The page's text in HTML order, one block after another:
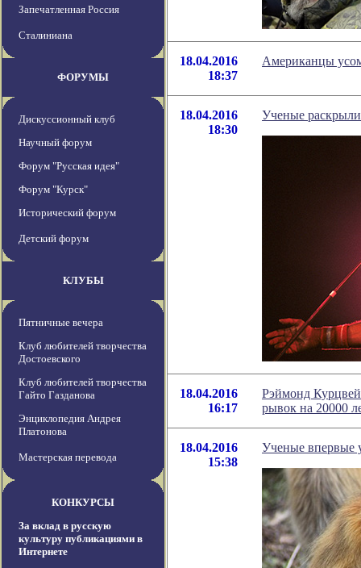
Запечатленная Россия
Сталиниана
ФОРУМЫ
Дискуссионный клуб
Научный форум
Форум "Русская идея"
Форум "Курск"
Исторический форум
Детский форум
КЛУБЫ
Пятничные вечера
Клуб любителей творчества
Достоевского
Клуб любителей творчества
Гайто Газданова
Энциклопедия Андрея
Платонова
Мастерская перевода
КОНКУРСЫ
За вклад в русскую
культуру публикациями в
Интернете
18.04.2016
18:37
Американцы
18.04.2016
18:30
Ученые
18.04.2016
16:17
Рэймонд
рывок на 20000
18.04.2016
15:38
Ученые впервые